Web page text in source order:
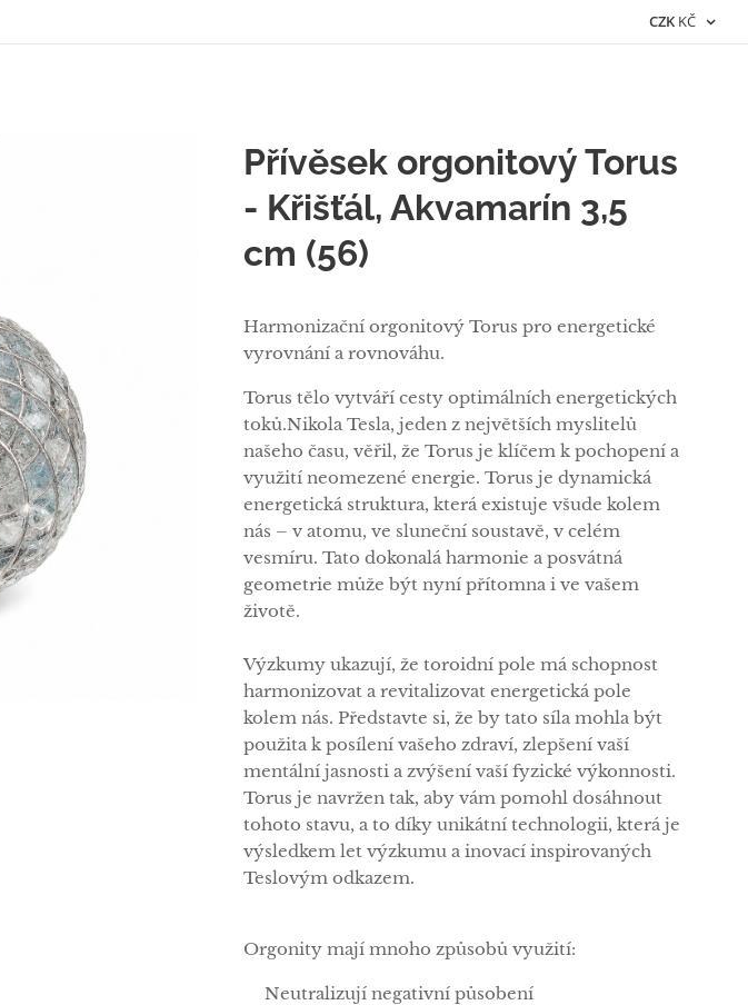
CZK KČ
Přívěsek orgonitový Torus
- Křišťál, Akvamarín 3,5
cm (56)
Harmonizační orgonitový Torus pro energetické
vyrovnání a rovnováhu.
Torus tělo vytváří cesty optimálních energetických
toků.Nikola Tesla, jeden z největších myslitelů
našeho času, věřil, že Torus je klíčem k pochopení a
využití neomezené energie. Torus je dynamická
energetická struktura, která existuje všude kolem
nás – v atomu, ve sluneční soustavě, v celém
vesmíru. Tato dokonalá harmonie a posvátná
geometrie může být nyní přítomna i ve vašem
životě.
Výzkumy ukazují, že toroidní pole má schopnost
harmonizovat a revitalizovat energetická pole
kolem nás. Představte si, že by tato síla mohla být
použita k posílení vašeho zdraví, zlepšení vaší
mentální jasnosti a zvýšení vaší fyzické výkonnosti.
Torus je navržen tak, aby vám pomohl dosáhnout
tohoto stavu, a to díky unikátní technologii, která je
výsledkem let výzkumu a inovací inspirovaných
Teslovým odkazem.
Orgonity mají mnoho způsobů využití:
✅Neutralizují negativní působení